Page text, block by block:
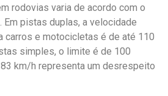
rodovias varia de acordo com o
pistas duplas, a velocidade
carros e motocicletas é de até 110
simples, o limite é de 100
km/h representa um desrespeito